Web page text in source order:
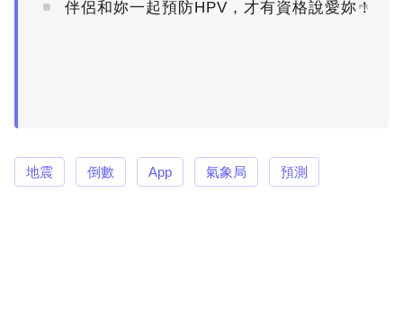
伴侶和妳一起預防HPV，才有資格說愛妳！
PR
地震 倒數 App 氣象局 預測